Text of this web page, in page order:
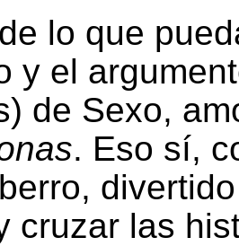
lo que
y el
de Sexo,
. Eso sí,
cruzar las